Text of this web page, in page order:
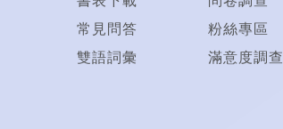
常見問答
雙語詞彙
粉絲專區
滿意度調查